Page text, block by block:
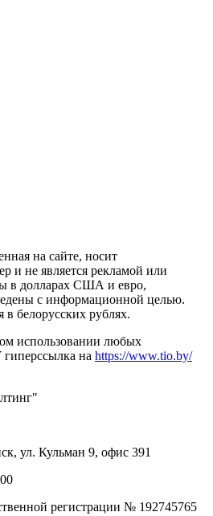
на сайте, носит
и не является рекламой или
в долларах США и евро,
с информационной целью.
в белорусских рублях.
использовании любых
на https://www.tio.by/
ул. Кульман 9, офис 391
регистрации № 192745765